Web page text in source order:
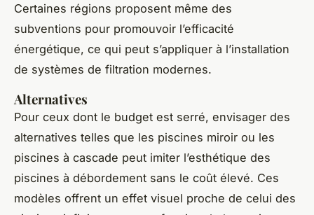
Certaines régions proposent même des
subventions pour promouvoir l’efficacité
énergétique, ce qui peut s’appliquer à l’installation
de systèmes de filtration modernes.
Alternatives
Pour ceux dont le budget est serré, envisager des
alternatives telles que les piscines miroir ou les
piscines à cascade peut imiter l’esthétique des
piscines à débordement sans le coût élevé. Ces
modèles offrent un effet visuel proche de celui des